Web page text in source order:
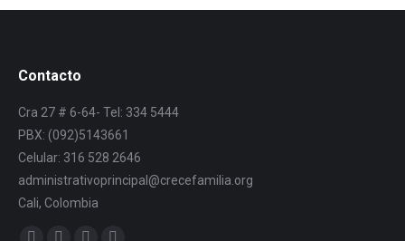
Contacto
Cra 27 # 6-64- Tel: 334 5444
PBX: (092)5143661
Celular: 316 528 2646
administrativoprincipal@crecefamilia.org
Cali, Colombia
Find us on: